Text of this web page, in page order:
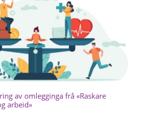
av omlegginga frå «Raskare
arbeid»